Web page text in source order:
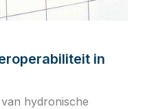
in
hydronische